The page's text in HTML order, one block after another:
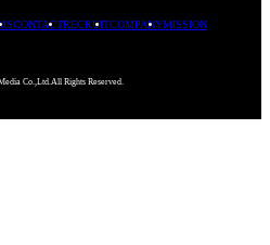
CONTACTRECRUITCOMPANYMISSION
Co.,Ltd.All Rights Reserved.